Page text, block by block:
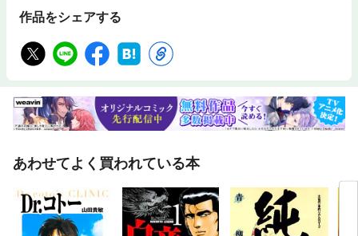
作品をシェアする
あわせてよく買われている本